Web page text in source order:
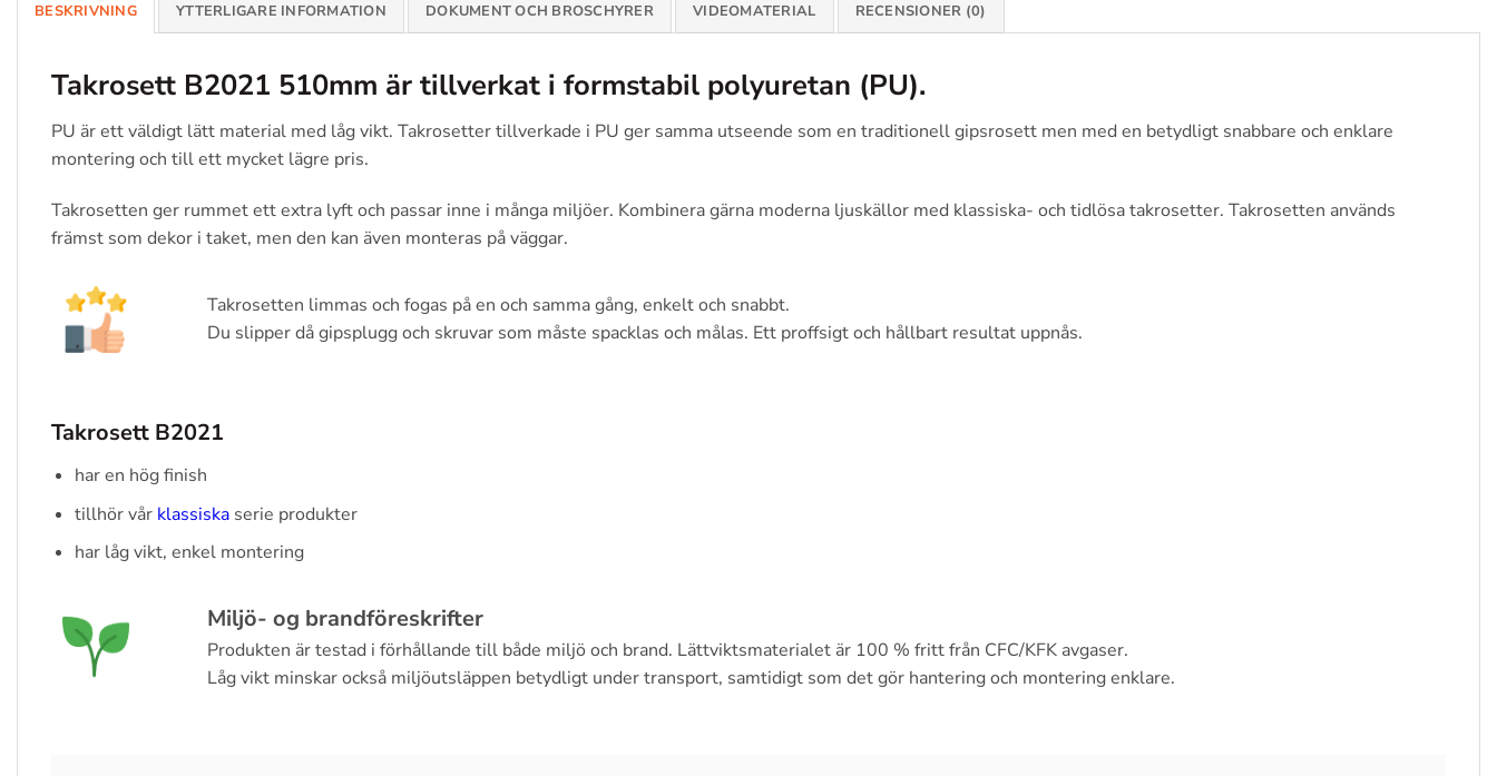
BESKRIVNING YTTERLIGARE INFORMATION DOKUMENT OCH BROSCHYRER VIDEOMATERIAL RECENSIONER (0)
Takrosett B2021 510mm är tillverkat i formstabil polyuretan (PU).
PU är ett väldigt lätt material med låg vikt. Takrosetter tillverkade i PU ger samma utseende som en traditionell gipsrosett men med en betydligt snabbare och enklare
montering och till ett mycket lägre pris.
Takrosetten ger rummet ett extra lyft och passar inne i många miljöer. Kombinera gärna moderna ljuskällor med klassiska- och tidlösa takrosetter. Takrosetten används
främst som dekor i taket, men den kan även monteras på väggar.
Takrosetten limmas och fogas på en och samma gång, enkelt och snabbt.
Du slipper då gipsplugg och skruvar som måste spacklas och målas. Ett proffsigt och hållbart resultat uppnås.
Takrosett B2021
har en hög finish
tillhör vår klassiskaserie produkter
har låg vikt, enkel montering
Miljö- og brandföreskrifter
Produkten är testad i förhållande till både miljö och brand. Lättviktsmaterialet är 100 % fritt från CFC/KFK avgaser.
Låg vikt minskar också miljöutsläppen betydligt under transport, samtidigt som det gör hantering och montering enklare.